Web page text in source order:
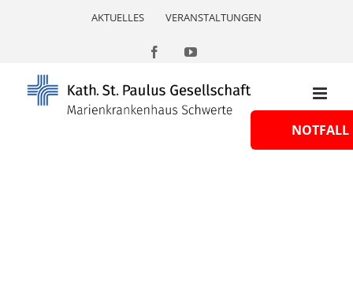
AKTUELLES VERANSTALTUNGEN
FacebookYouTube
NOTFALL